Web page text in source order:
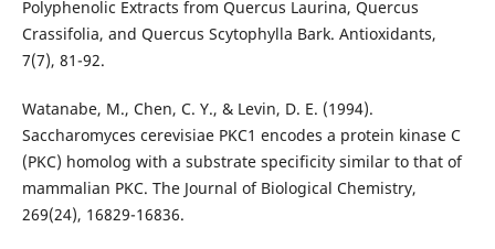
Polyphenolic Extracts from Quercus Laurina, Quercus
Crassifolia, and Quercus Scytophylla Bark. Antioxidants,
7(7), 81-92.
Watanabe, M., Chen, C. Y., & Levin, D. E. (1994).
Saccharomyces cerevisiae PKC1 encodes a protein kinase C
(PKC) homolog with a substrate specificity similar to that of
mammalian PKC. The Journal of Biological Chemistry,
269(24), 16829-16836.